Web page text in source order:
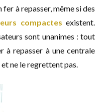
à repasser, même si des
compactes existent.
sont unanimes : tout
à repasser à une centrale
ne le regrettent pas.